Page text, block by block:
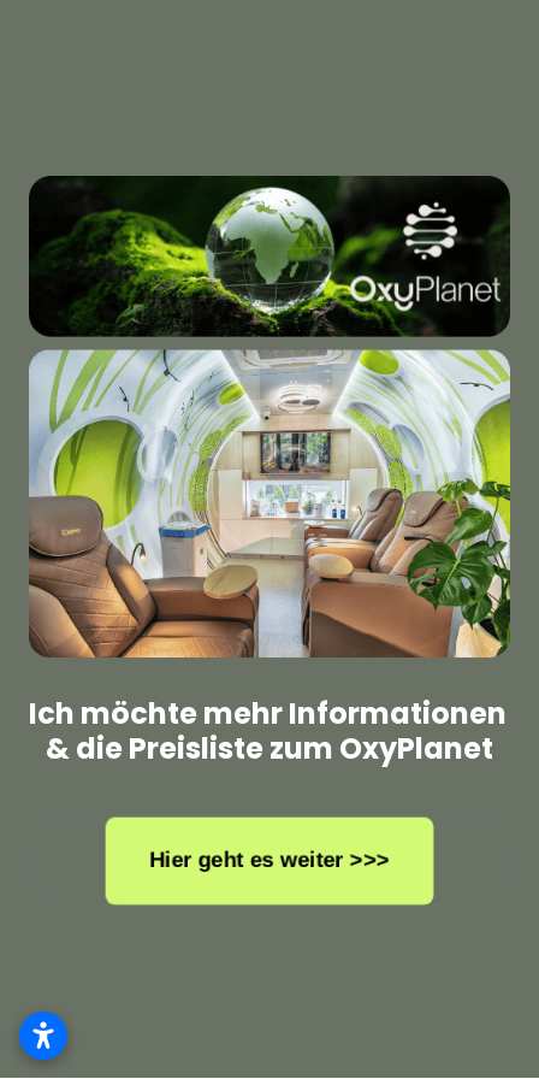
Ich möchte mehr Informationen
& die Preisliste zum OxyPlanet
Hier geht es weiter >>>